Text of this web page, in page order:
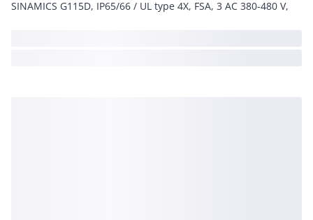
SINAMICS G115D, IP65/66 / UL type 4X, FSA, 3 AC 380-480 V,